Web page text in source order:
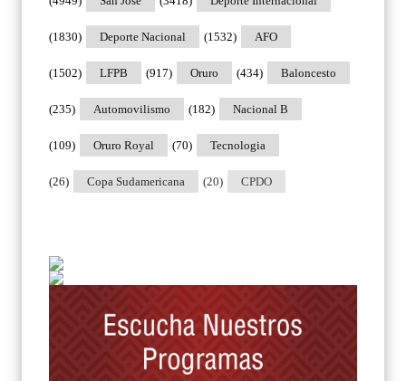
Deporte Nacional
(1830) AFO
(1532)
LFPB
(1502) Oruro
(917) Baloncesto
(434)
Automovilismo
(235) Nacional B
(182)
Oruro Royal
(109) Tecnologia
(70)
Copa Sudamericana
(26) CPDO
(20)